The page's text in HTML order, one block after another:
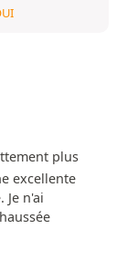
plus
excellente
n'ai